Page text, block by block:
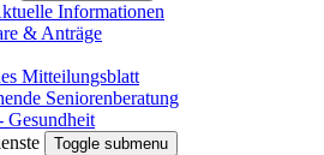
Informationen
& Anträge
Mitteilungsblatt
Seniorenberatung
Gesundheit
Toggle submenu